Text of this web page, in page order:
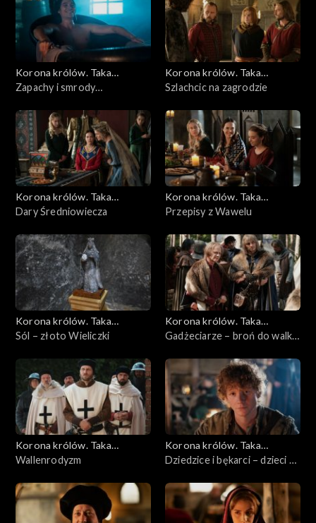
Korona królów. Taka
historia...
Zapachy i smrody
Korona królów. Taka
historia...
Szlachcic na zagrodzie
Korona królów. Taka
historia...
Dary Średniowiecza
Korona królów. Taka
historia...
Przepisy z Wawelu
Korona królów. Taka
historia...
Sól – złoto Wieliczki
Korona królów. Taka
historia...
Gadżeciarze – broń do walki,
Korona królów. Taka
historia...
Wallenrodyzm
Korona królów. Taka
historia...
Dziedzice i bękarci – dzieci w